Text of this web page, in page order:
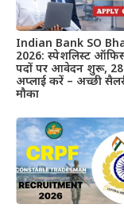
Indian Bank SO
2026: स्पेशलिस्ट
पदों पर आवेदन शुरू,
अप्लाई करें – अच्छी
मौका